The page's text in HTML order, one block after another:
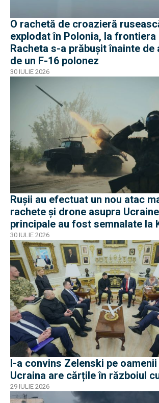
O rachetă de croazieră
explodat în Polonia, la frontiera
Racheta s-a prăbușit înainte de
de un F-16 polonez
30 IULIE 2026
Rușii au efectuat un nou atac
rachete și drone asupra
principale au fost semnalate la
30 IULIE 2026
I-a convins Zelenski pe
Ucraina are cărțile în războiul
29 IULIE 2026